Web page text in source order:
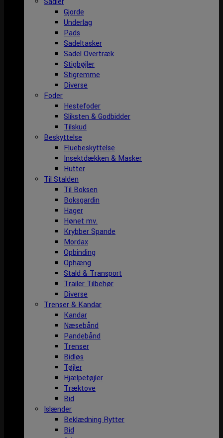
Gjorde
Underlag
Pads
Sadeltasker
Sadel Overtræk
Stigbøjler
Stigremme
Diverse
Foder
Hestefoder
Sliksten & Godbidder
Tilskud
Beskyttelse
Fluebeskyttelse
Insektdækken & Masker
Hutter
Til Stalden
Til Boksen
Boksgardin
Hager
Hønet mv.
Krybber Spande
Mordax
Opbinding
Ophæng
Stald & Transport
Trailer Tilbehør
Diverse
Trenser & Kandar
Kandar
Næsebånd
Pandebånd
Trenser
Bidløs
Tøjler
Hjælpetøjler
Træktove
Bid
Islænder
Beklædning Rytter
Bid